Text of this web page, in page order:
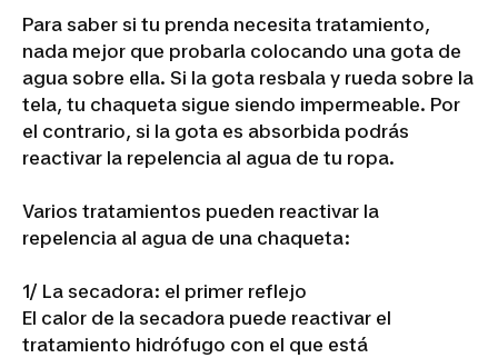
Para saber si tu prenda necesita tratamiento,
nada mejor que probarla colocando una gota de
agua sobre ella. Si la gota resbala y rueda sobre la
tela, tu chaqueta sigue siendo impermeable. Por
el contrario, si la gota es absorbida podrás
reactivar la repelencia al agua de tu ropa.
Varios tratamientos pueden reactivar la
repelencia al agua de una chaqueta:
1/ La secadora: el primer reflejo
El calor de la secadora puede reactivar el
tratamiento hidrófugo con el que está